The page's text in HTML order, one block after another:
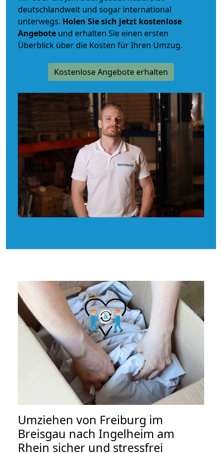
deutschlandweit und sogar international
unterwegs. Holen Sie sich jetzt kostenlose
Angebote und erhalten Sie einen ersten
Überblick über die Kosten für Ihren Umzug.
Kostenlose Angebote erhalten
Umziehen von Freiburg im
Breisgau nach Ingelheim am
Rhein sicher und stressfrei